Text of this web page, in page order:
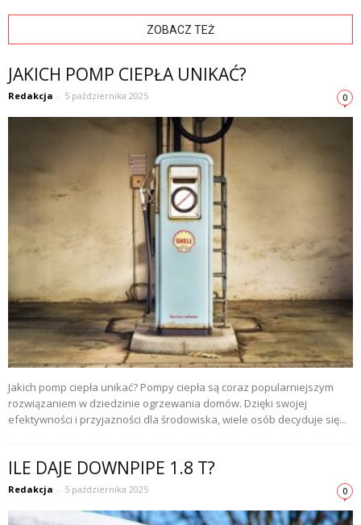
ZOBACZ TEŻ
JAKICH POMP CIEPŁA UNIKAĆ?
Redakcja - 5 października 2025 0
Jakich pomp ciepła unikać? Pompy ciepła są coraz popularniejszym
rozwiązaniem w dziedzinie ogrzewania domów. Dzięki swojej
efektywności i przyjazności dla środowiska, wiele osób decyduje się...
ILE DAJE DOWNPIPE 1.8 T?
Redakcja - 5 października 2025 0